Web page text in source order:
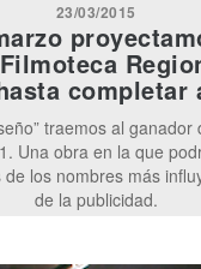
23/03/2015
completar
traemos al
Una obra en la que
los nombres más
de la publicidad.